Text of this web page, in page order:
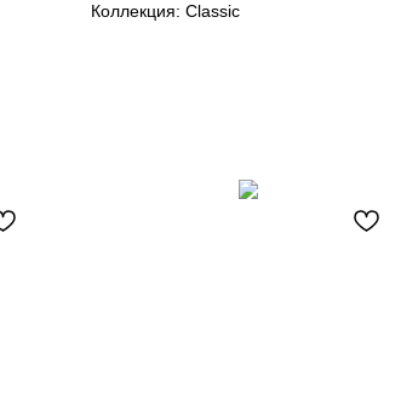
Коллекция: Classic